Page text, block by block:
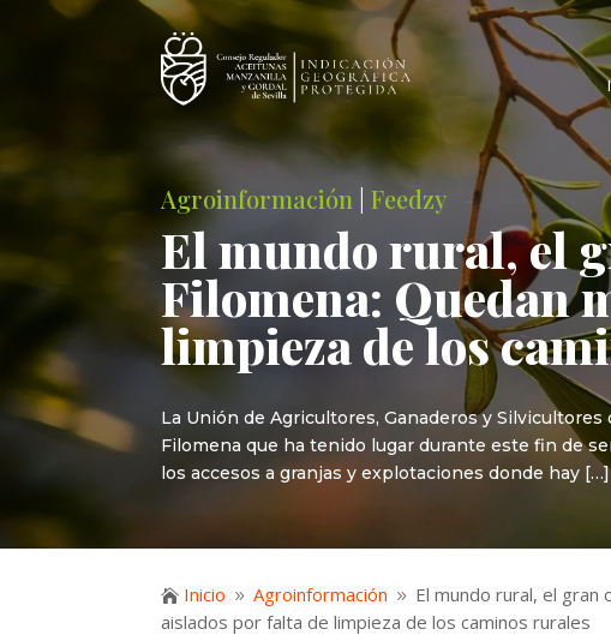
Agroinformación |Feedzy
El mundo rural, el
Filomena: Quedan
limpieza de los
La Unión de Agricultores, Ganaderos y
Filomena que ha tenido lugar durante este fin de
los accesos a granjas y explotaciones donde hay […]
 Inicio 9 Agroinformación 9 El mundo rural, el gran
aislados por falta de limpieza de los caminos rurales